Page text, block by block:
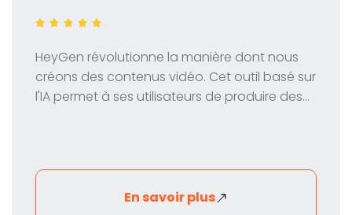
HeyGen révolutionne la manière dont nous
créons des contenus vidéo. Cet outil basé sur
l'IA permet à ses utilisateurs de produire des
près les fonctions, la tarification et les
avantages de HeyGen.
En savoir plus